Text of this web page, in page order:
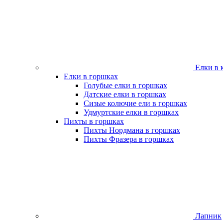
Елки в
Елки в горшках
Голубые елки в горшках
Датские елки в горшках
Сизые колючие ели в горшках
Удмуртские елки в горшках
Пихты в горшках
Пихты Нордмана в горшках
Пихты Фразера в горшках
Лапник